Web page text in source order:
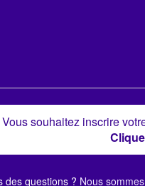
Vous souhaitez inscrire
des questions ? Nous